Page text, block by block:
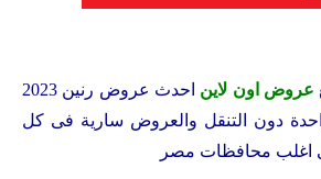
عروض اون لاين
احدث عروض رنين 2023
دون التنقل والعروض سارية فى كل
اغلب محافظات مصر